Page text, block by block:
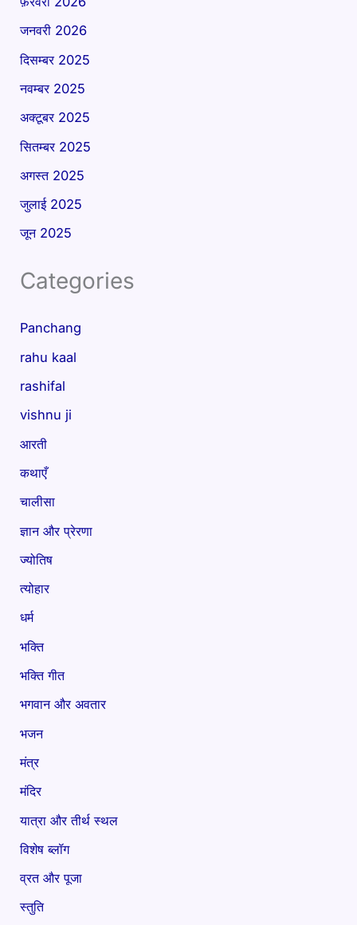
जनवरी 2026
दिसम्बर 2025
नवम्बर 2025
अक्टूबर 2025
सितम्बर 2025
अगस्त 2025
जुलाई 2025
जून 2025
Categories
Panchang
rahu kaal
rashifal
vishnu ji
आरती
कथाएँ
चालीसा
ज्ञान और प्रेरणा
ज्योतिष
त्योहार
धर्म
भक्ति
भक्ति गीत
भगवान और अवतार
भजन
मंत्र
मंदिर
यात्रा और तीर्थ स्थल
विशेष ब्लॉग
व्रत और पूजा
स्तुति